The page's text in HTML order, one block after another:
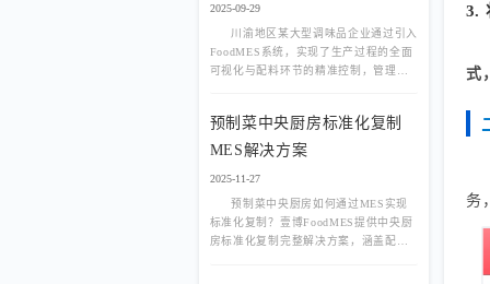
3.
式
务
2025-09-29
川渝地区某大型调味品企业通过引入
FoodMES系统，实现了生产过程的全面
可视化与配料环节的精准控制，管理决
预制菜中央厨房标准化复制
MES解决方案
2025-11-27
预制菜中央厨房如何通过MES实现
标准化复制？壹博FoodMES提供中央厨
房标准化复制完整解决方案，涵盖配方